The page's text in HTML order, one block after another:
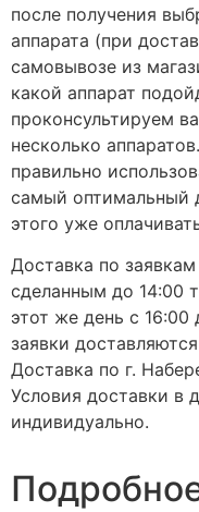
после получения
аппарата (при
самовывозе из
какой аппарат
проконсультируем
несколько
правильно
самый оптимальный
этого уже
Доставка по
сделанным до 14:00
этот же день с
заявки
Доставка по г.
Условия доставки в
индивидуально.